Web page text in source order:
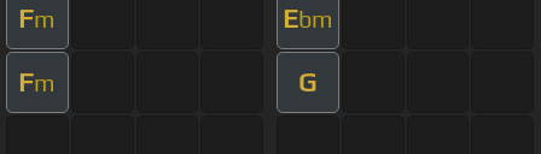
Fm Ebm
Fm G